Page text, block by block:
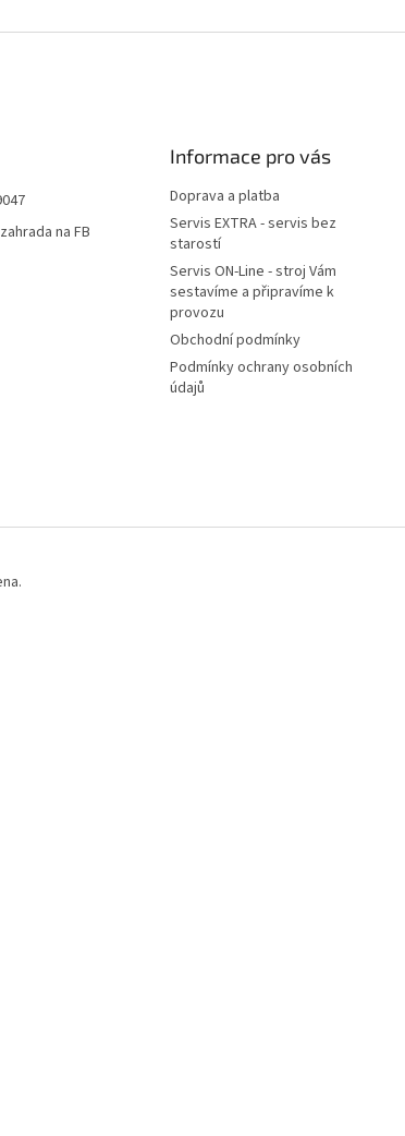
na FB
Informace pro vás
Doprava a platba
Servis EXTRA - servis bez
starostí
Servis ON-Line - stroj Vám
sestavíme a připravíme k
provozu
Obchodní podmínky
Podmínky ochrany osobních
údajů